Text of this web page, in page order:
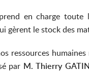
en charge
gèrent le stock des
ressources
par M. Thierry